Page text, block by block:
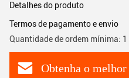
Detalhes do produto
Termos de pagamento e envio
Quantidade de ordem mínima: 1
Obtenha o